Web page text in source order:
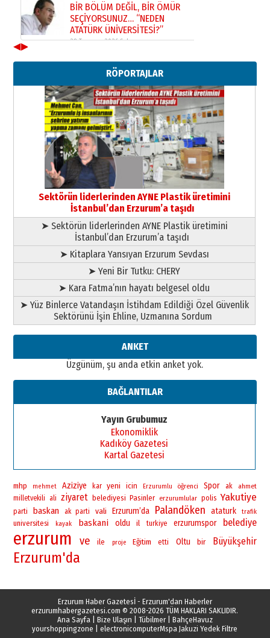
BİR BÖLÜM DEĞİL, BİR ÖMÜR
SEÇİYORSUNUZ… “NEDEN
ATATÜRK ÜNİVERSİTESİ?”
28 Temmuz 2026 Salı
Ahmed Yesevi’den bir Alperen…
”Reisimiz” idi… Hakka yürüdü.!
26 Mart 2026 Perşembe
Cem Bakırcı
Ardında bıraktığı hatıralarıyla
gönül adamı Faruk Terzioğlu!
13 Mayıs 2026 Çarşamba
Esat BİNDESEN
Başkan Sekmen’den Erzurum’a
bir vizyon proje daha!
02 Ağustos 2026 Pazar
◀▶
RÖPORTAJLAR
Sektörün liderlerinden AYNE Plastik üretimini
İstanbul’dan Erzurum’a taşıdı
➤ Sektörün liderlerinden AYNE Plastik üretimini
İstanbul’dan Erzurum’a taşıdı
➤ Kitaplara Yansıyan Erzurum Sevdası
➤ Yeni Bir Tutku: CHERY
➤ Kara Fatma’nın hayatı belgesel oldu
➤ Yüz Binlerce Vatandaşın İstihdam Edildiği Özel Güvenlik
Sektörünü İşin Ehline, Uzmanına Sordum
ANKET
Üzgünüm, şu anda etkin anket yok.
BAĞLANTILAR
Yayın Grubumuz
Ekonomiklik
Kadıköy Gazetesi
Kartal Gazetesi
mhp mehmet Aziziye kar yeni icin Erzurumlu öğrenci Spor ak
ahmet
milletvekili
ali ziyaret belediyesi Pasinler erzurumlular polis Yakutiye
parti baskan ak parti vali Erzurum’da Palandöken ataturk trafik
universitesi kayak baskani oldu il turkiye erzurumspor belediye
erzurum ve ile proje Eğitim etti Oltu bir Büyükşehir
Erzurum'da
Erzurum Haber Gazetesİ - Erzurum'dan Haberler
erzurumhabergazetesi.com © 2008-2026 TÜM HAKLARI SAKLIDIR.
Ana Sayfa| Bize Ulaşın Tübilmer| BahçeHavuz
yourshoppingzone |electronicomputerMspa Jakuzi Yedek Filtre